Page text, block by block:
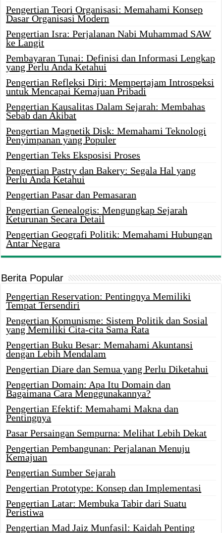
Pengertian Teori Organisasi: Memahami Konsep
Dasar Organisasi Modern
Pengertian Isra: Perjalanan Nabi Muhammad SAW
ke Langit
Pembayaran Tunai: Definisi dan Informasi Lengkap
yang Perlu Anda Ketahui
Pengertian Refleksi Diri: Mempertajam Introspeksi
untuk Mencapai Kemajuan Pribadi
Pengertian Kausalitas Dalam Sejarah: Membahas
Sebab dan Akibat
Pengertian Magnetik Disk: Memahami Teknologi
Penyimpanan yang Populer
Pengertian Teks Eksposisi Proses
Pengertian Pastry dan Bakery: Segala Hal yang
Perlu Anda Ketahui
Pengertian Pasar dan Pemasaran
Pengertian Genealogis: Mengungkap Sejarah
Keturunan Secara Detail
Pengertian Geografi Politik: Memahami Hubungan
Antar Negara
Berita Popular
Pengertian Reservation: Pentingnya Memiliki
Tempat Tersendiri
Pengertian Komunisme: Sistem Politik dan Sosial
yang Memiliki Cita-cita Sama Rata
Pengertian Buku Besar: Memahami Akuntansi
dengan Lebih Mendalam
Pengertian Diare dan Semua yang Perlu Diketahui
Pengertian Domain: Apa Itu Domain dan
Bagaimana Cara Menggunakannya?
Pengertian Efektif: Memahami Makna dan
Pentingnya
Pasar Persaingan Sempurna: Melihat Lebih Dekat
Pengertian Pembangunan: Perjalanan Menuju
Kemajuan
Pengertian Sumber Sejarah
Pengertian Prototype: Konsep dan Implementasi
Pengertian Latar: Membuka Tabir dari Suatu
Peristiwa
Pengertian Mad Jaiz Munfasil: Kaidah Penting